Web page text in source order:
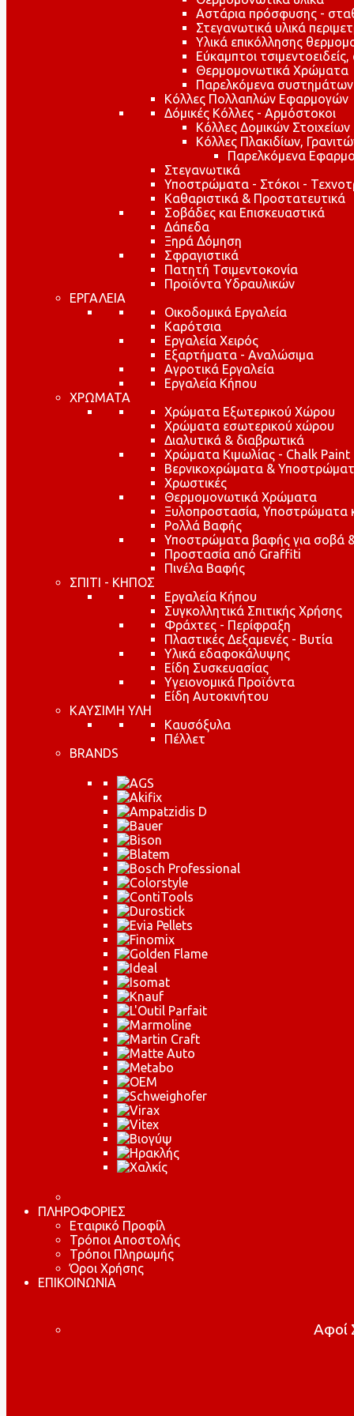
Αστάρια πρόσφυσης -
Στεγανωτικά υλικά
Υλικά επικόλλησης
Εύκαμπτοι
Θερμομονωτικά Χρώματα
Παρελκόμενα
Κόλλες Πολλαπλών Εφαρμογών
Δόμικές Κόλλες - Αρμόστοκοι
Κόλλες Δομικών Στοιχείων
Κόλλες Πλακιδίων,
Παρελκόμενα
Στεγανωτικά
Υποστρώματα - Στόκοι -
Καθαριστικά & Προστατευτικά
Σοβάδες και Επισκευαστικά
Δάπεδα
Ξηρά Δόμηση
Σφραγιστικά
Πατητή Τσιμεντοκονία
Προϊόντα Υδραυλικών
ΕΡΓΑΛΕΙΑ
Οικοδομικά Εργαλεία
Καρότσια
Εργαλεία Χειρός
Εξαρτήματα - Αναλώσιμα
Αγροτικά Εργαλεία
Εργαλεία Κήπου
ΧΡΩΜΑΤΑ
Χρώματα Εξωτερικού Χώρου
Χρώματα εσωτερικού χώρου
Διαλυτικά & διαβρωτικά
Χρώματα Κιμωλίας - Chalk Paint
Βερνικοχρώματα &
Χρωστικές
Θερμομονωτικά Χρώματα
Ξυλοπροστασία, Υποστρώματα
Ρολλά Βαφής
Υποστρώματα βαφής για σοβά
Προστασία από Graffiti
Πινέλα Βαφής
ΣΠΙΤΙ - ΚΗΠΟΣ
Εργαλεία Κήπου
Συγκολλητικά Σπιτικής Χρήσης
Φράχτες - Περίφραξη
Πλαστικές Δεξαμενές - Βυτία
Υλικά εδαφοκάλυψης
Είδη Συσκευασίας
Υγειονομικά Προϊόντα
Είδη Αυτοκινήτου
ΚΑΥΣΙΜΗ ΥΛΗ
Καυσόξυλα
Πέλλετ
BRANDS
ΠΛΗΡΟΦΟΡΙΕΣ
Εταιρικό Προφίλ
Τρόποι Αποστολής
Τρόποι Πληρωμής
Όροι Χρήσης
ΕΠΙΚΟΙΝΩΝΙΑ
Αφοί